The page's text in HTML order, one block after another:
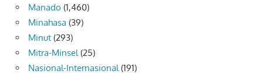
Manado (1,460)
Minahasa (39)
Minut (293)
Mitra-Minsel (25)
Nasional-Internasional (191)